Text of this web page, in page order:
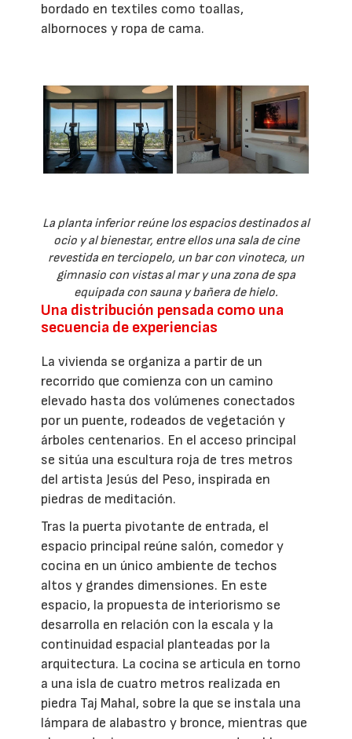
bordado en textiles como toallas,
albornoces y ropa de cama.
La planta inferior reúne los espacios destinados al
ocio y al bienestar, entre ellos una sala de cine
revestida en terciopelo, un bar con vinoteca, un
gimnasio con vistas al mar y una zona de spa
equipada con sauna y bañera de hielo.
Una distribución pensada como una
secuencia de experiencias
La vivienda se organiza a partir de un
recorrido que comienza con un camino
elevado hasta dos volúmenes conectados
por un puente, rodeados de vegetación y
árboles centenarios. En el acceso principal
se sitúa una escultura roja de tres metros
del artista Jesús del Peso, inspirada en
piedras de meditación.
Tras la puerta pivotante de entrada, el
espacio principal reúne salón, comedor y
cocina en un único ambiente de techos
altos y grandes dimensiones. En este
espacio, la propuesta de interiorismo se
desarrolla en relación con la escala y la
continuidad espacial planteadas por la
arquitectura. La cocina se articula en torno
a una isla de cuatro metros realizada en
piedra Taj Mahal, sobre la que se instala una
lámpara de alabastro y bronce, mientras que